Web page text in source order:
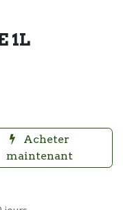
1L
Acheter
maintenant